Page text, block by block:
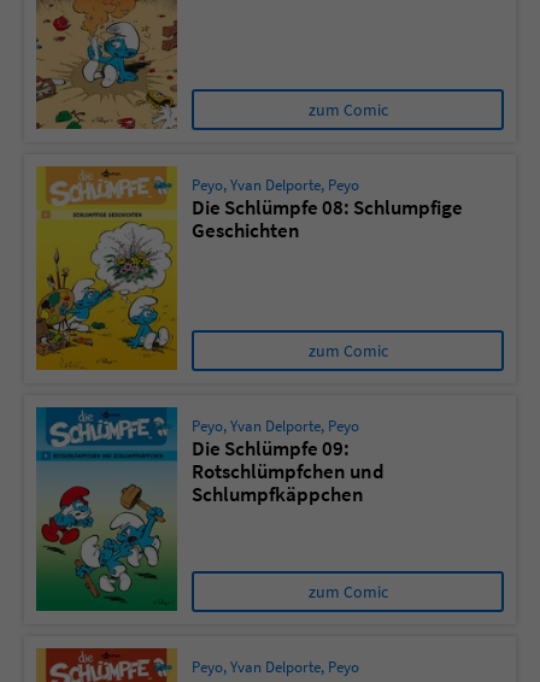
zum Comic
Peyo,Yvan Delporte, Peyo
Die Schlümpfe 08: Schlumpfige
Geschichten
zum Comic
Peyo,Yvan Delporte, Peyo
Die Schlümpfe 09:
Rotschlümpfchen und
Schlumpfkäppchen
zum Comic
Peyo,Yvan Delporte, Peyo